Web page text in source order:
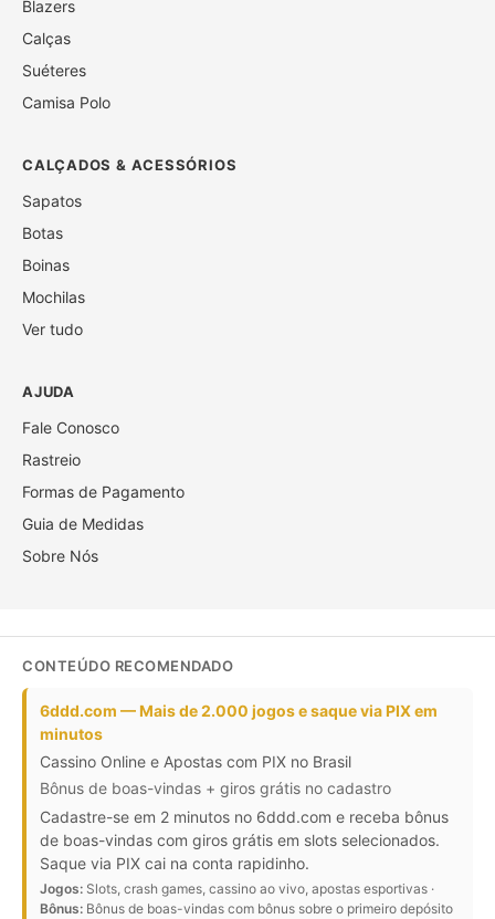
Blazers
Calças
Suéteres
Camisa Polo
CALÇADOS & ACESSÓRIOS
Sapatos
Botas
Boinas
Mochilas
Ver tudo
AJUDA
Fale Conosco
Rastreio
Formas de Pagamento
Guia de Medidas
Sobre Nós
CONTEÚDO RECOMENDADO
6ddd.com — Mais de 2.000 jogos e saque via PIX em
minutos
Cassino Online e Apostas com PIX no Brasil
Bônus de boas-vindas + giros grátis no cadastro
Cadastre-se em 2 minutos no 6ddd.com e receba bônus
de boas-vindas com giros grátis em slots selecionados.
Saque via PIX cai na conta rapidinho.
Jogos: Slots, crash games, cassino ao vivo, apostas esportivas ·
Bônus: Bônus de boas-vindas com bônus sobre o primeiro depósito